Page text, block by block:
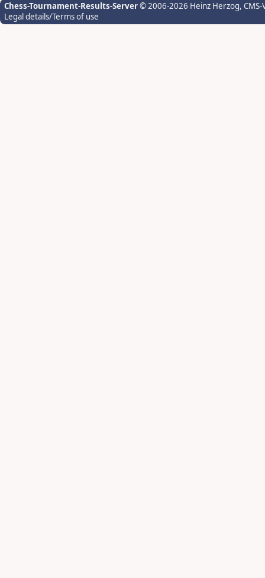
Chess-Tournament-Results-Server© 2006-2026 Heinz Herzog,
Legal details/Terms of use